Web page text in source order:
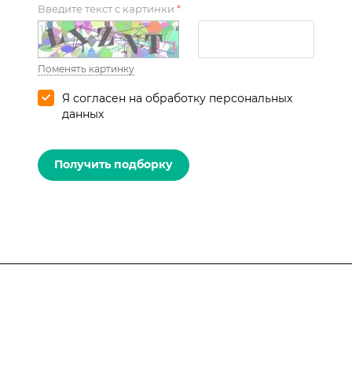
Введите текст с картинки *
Поменять картинку
Я согласен на обработку персональных
данных
Получить подборку